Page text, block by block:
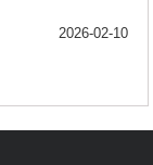
2026-02-10